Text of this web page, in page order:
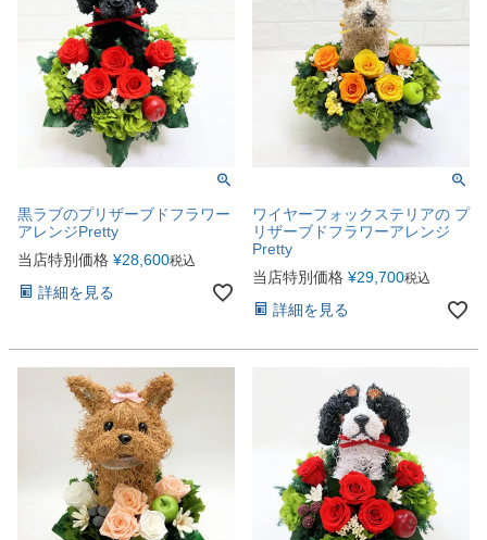
黒ラブのプリザーブドフラワー
アレンジPretty
当店特別価格 ¥28,600税込
詳細を見る
ワイヤーフォックステリアの プ
リザーブドフラワーアレンジ
Pretty
当店特別価格 ¥29,700税込
詳細を見る